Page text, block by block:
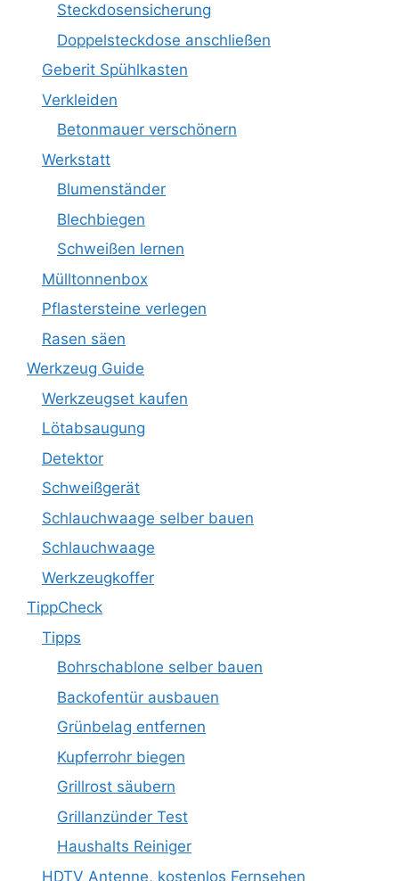
Steckdosensicherung
Doppelsteckdose anschließen
Geberit Spühlkasten
Verkleiden
Betonmauer verschönern
Werkstatt
Blumenständer
Blechbiegen
Schweißen lernen
Mülltonnenbox
Pflastersteine verlegen
Rasen säen
Werkzeug Guide
Werkzeugset kaufen
Lötabsaugung
Detektor
Schweißgerät
Schlauchwaage selber bauen
Schlauchwaage
Werkzeugkoffer
TippCheck
Tipps
Bohrschablone selber bauen
Backofentür ausbauen
Grünbelag entfernen
Kupferrohr biegen
Grillrost säubern
Grillanzünder Test
Haushalts Reiniger
HDTV Antenne, kostenlos Fernsehen